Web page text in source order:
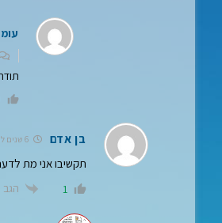
בן אדם 6 שנים לפני
תקשיבו אני מת
1 הגב